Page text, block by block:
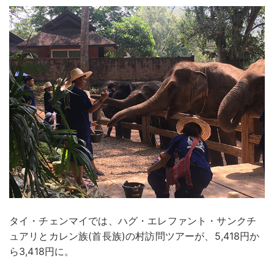
タイ・チェンマイでは、ハグ・エレファント・サンクチ
ュアリとカレン族(首長族)の村訪問ツアーが、5,418円か
ら3,418円に。